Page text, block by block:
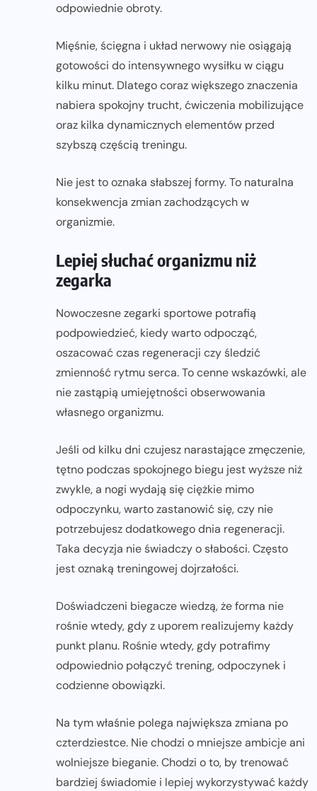
odpowiednie obroty.
Mięśnie, ścięgna i układ nerwowy nie osiągają
gotowości do intensywnego wysiłku w ciągu
kilku minut. Dlatego coraz większego znaczenia
nabiera spokojny trucht, ćwiczenia mobilizujące
oraz kilka dynamicznych elementów przed
szybszą częścią treningu.
Nie jest to oznaka słabszej formy. To naturalna
konsekwencja zmian zachodzących w
organizmie.
Lepiej słuchać organizmu niż
zegarka
Nowoczesne zegarki sportowe potrafią
podpowiedzieć, kiedy warto odpocząć,
oszacować czas regeneracji czy śledzić
zmienność rytmu serca. To cenne wskazówki, ale
nie zastąpią umiejętności obserwowania
własnego organizmu.
Jeśli od kilku dni czujesz narastające zmęczenie,
tętno podczas spokojnego biegu jest wyższe niż
zwykle, a nogi wydają się ciężkie mimo
odpoczynku, warto zastanowić się, czy nie
potrzebujesz dodatkowego dnia regeneracji.
Taka decyzja nie świadczy o słabości. Często
jest oznaką treningowej dojrzałości.
Doświadczeni biegacze wiedzą, że forma nie
rośnie wtedy, gdy z uporem realizujemy każdy
punkt planu. Rośnie wtedy, gdy potrafimy
odpowiednio połączyć trening, odpoczynek i
codzienne obowiązki.
Na tym właśnie polega największa zmiana po
czterdziestce. Nie chodzi o mniejsze ambicje ani
wolniejsze bieganie. Chodzi o to, by trenować
bardziej świadomie i lepiej wykorzystywać każdy